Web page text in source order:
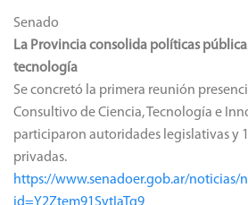
Senado
La Provincia consolida políticas
tecnología
Se concretó la primera reunión
Consultivo de Ciencia, Tecnología e
participaron autoridades legislativas y
privadas.
https://www.senadoer.gob.ar/noticias/
id=Y2Ztem91SytIaTg9